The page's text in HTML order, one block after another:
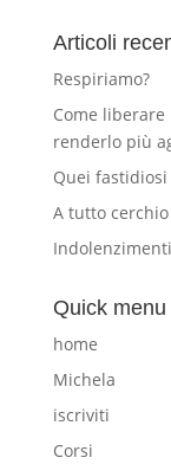
Articoli
Respiriamo?
Come
renderlo più
Quei
A tutto cerchio
Quick menu
home
Michela
iscriviti
Corsi